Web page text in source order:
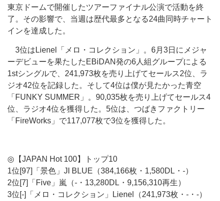
東京ドームで開催したツアーファイナル公演で活動を終
了。その影響で、当週は歴代最多となる24曲同時チャート
インを達成した。
3位はLienel「メロ・コレクション」。6月3日にメジャ
ーデビューを果たしたEBiDAN発の6人組グループによる
1stシングルで、241,973枚を売り上げてセールス2位、ラ
ジオ42位を記録した。そして4位は僕が見たかった青空
「FUNKY SUMMER」。90,035枚を売り上げてセールス4
位、ラジオ4位を獲得した。5位は、つばきファクトリー
「FireWorks」で117,077枚で3位を獲得した。
◎【JAPAN Hot 100】トップ10
1位[97]「景色」JI BLUE（384,166枚・1,580DL・-）
2位[7]「Five」嵐（-・13,280DL・9,156,310再生）
3位[-]「メロ・コレクション」Lienel（241,973枚・-・-）